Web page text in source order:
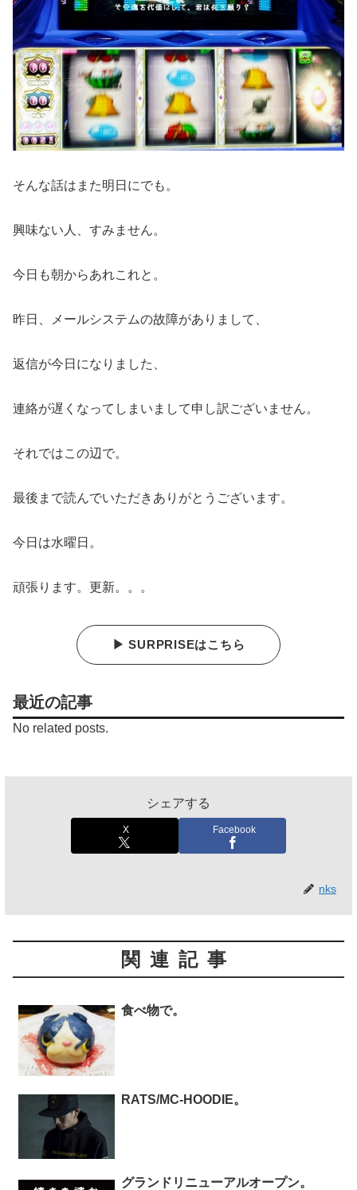
そんな話はまた明日にでも。
興味ない人、すみません。
今日も朝からあれこれと。
昨日、メールシステムの故障がありまして、
返信が今日になりました、
連絡が遅くなってしまいまして申し訳ございません。
それではこの辺で。
最後まで読んでいただきありがとうございます。
今日は水曜日。
頑張ります。更新。。。
▶ SURPRISEはこちら
最近の記事
No related posts.
シェアする
X Facebook
nks
関連記事
食べ物で。
RATS/MC-HOODIE。
グランドリニューアルオープン。